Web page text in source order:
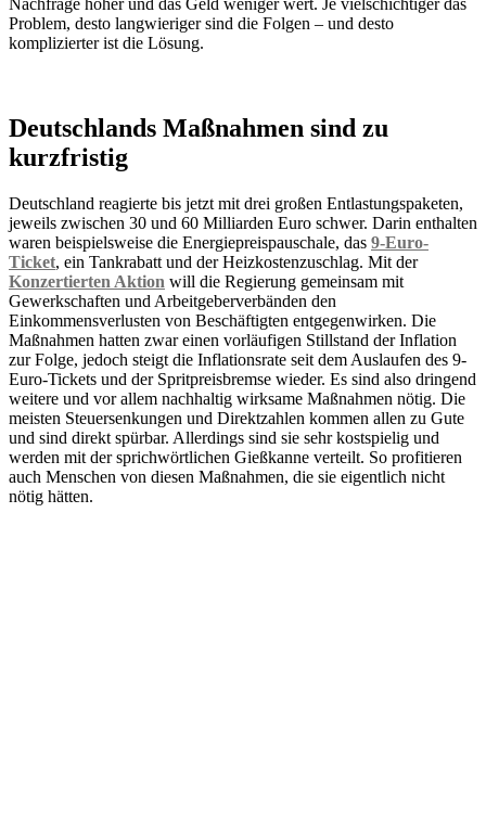
Nachfrage höher und das Geld weniger wert. Je vielschichtiger das
Problem, desto langwieriger sind die Folgen – und desto
komplizierter ist die Lösung.
Deutschlands Maßnahmen sind zu
kurzfristig
Deutschland reagierte bis jetzt mit drei großen Entlastungspaketen,
jeweils zwischen 30 und 60 Milliarden Euro schwer. Darin enthalten
waren beispielsweise die Energiepreispauschale, das 9-Euro-
Ticket, ein Tankrabatt und der Heizkostenzuschlag. Mit der
Konzertierten Aktion will die Regierung gemeinsam mit
Gewerkschaften und Arbeitgeberverbänden den
Einkommensverlusten von Beschäftigten entgegenwirken. Die
Maßnahmen hatten zwar einen vorläufigen Stillstand der Inflation
zur Folge, jedoch steigt die Inflationsrate seit dem Auslaufen des 9-
Euro-Tickets und der Spritpreisbremse wieder. Es sind also dringend
weitere und vor allem nachhaltig wirksame Maßnahmen nötig. Die
meisten Steuersenkungen und Direktzahlen kommen allen zu Gute
und sind direkt spürbar. Allerdings sind sie sehr kostspielig und
werden mit der sprichwörtlichen Gießkanne verteilt. So profitieren
auch Menschen von diesen Maßnahmen, die sie eigentlich nicht
nötig hätten.